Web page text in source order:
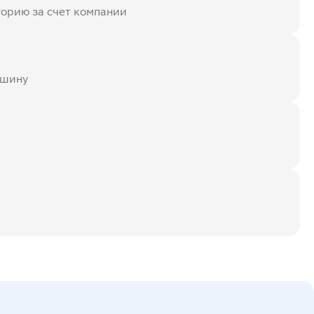
за счет компании